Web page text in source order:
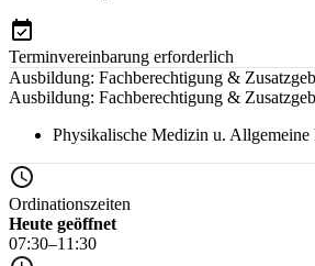
Terminvereinbarung erforderlich
Ausbildung: Fachberechtigung &
Ausbildung: Fachberechtigung &
Physikalische Medizin u. Allgemeine
Ordinationszeiten
Heute geöffnet
07:30–11:30